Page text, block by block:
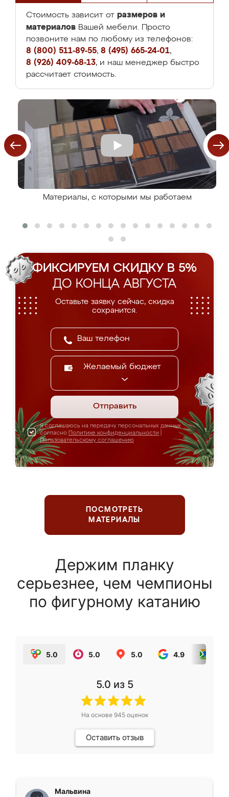
Стоимость зависит от размеров и
материалов Вашей мебели. Просто
позвоните нам по любому из телефонов:
8 (800) 511-89-55, 8 (495) 665-24-01,
8 (926) 409-68-13, и наш менеджер быстро
рассчитает стоимость.
Материалы, с которыми мы работаем
ФИКСИРУЕМ СКИДКУ В 5%
ДО КОНЦА АВГУСТА
Оставьте заявку сейчас, скидка
сохранится.
Желаемый бюджет
Отправить
Я соглашаюсь на передачу персональных данных
согласно Политике конфиденциальности
Пользовательскому соглашению
ПОСМОТРЕТЬ
МАТЕРИАЛЫ
Держим планку
серьезнее, чем чемпионы
по фигурному катанию
5.0 5.0 5.0 4.9
5.0 из 5
На основе 945оценок
Оставить отзыв
Мальвина